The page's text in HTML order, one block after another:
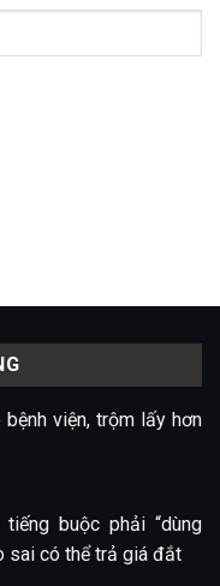
viện, trộm lấy hơn
buộc phải “dùng
sai có thể trả giá đắt